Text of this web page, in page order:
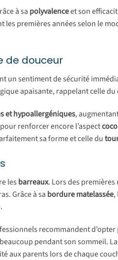
à sa polyvalenceet son
premières années selon le
de douceur
un sentiment de sécurité
apaisante, rappelant celle du
et hypoallergéniques,
renforcer encore l’aspect
sa forme et celle du
les barreaux. Lors des premières
Grâce à sa bordure matelassée,
recommandent
pendant son sommeil.
aux parents lors de chaque